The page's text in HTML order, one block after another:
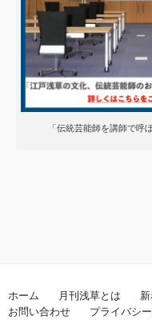
「伝統芸能師を講師で呼
ホーム 月刊浅草とは
お問い合わせ
プライバシ